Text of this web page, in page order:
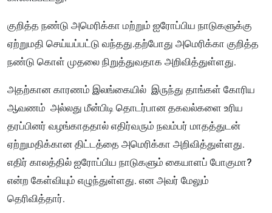
குறித்த நண்டு அமெரிக்கா மற்றும் ஐரோப்பிய நாடுகளுக்கு
ஏற்றுமதி செய்யப்பட்டு வந்தது.தற்போது அமெரிக்கா குறித்த
நண்டு கொள் முதலை நிறுத்துவதாக அறிவித்துள்ளது.
அதற்கான காரணம் இலங்கையில் இருந்து தாங்கள் கோரிய
ஆவணம் அல்லது மீன்பிடி தொடர்பான தகவல்களை உரிய
தரப்பினர் வழங்காததால் எதிர்வரும் நவம்பர் மாதத்துடன்
ஏற்றுமதிக்கான திட்டத்தை அமெரிக்கா அறிவித்துள்ளது.
எதிர் காலத்தில் ஐரோப்பிய நாடுகளும் கையாளப் போகுமா?
என்ற கேள்வியும் எழுந்துள்ளது. என அவர் மேலும்
தெரிவித்தார்.